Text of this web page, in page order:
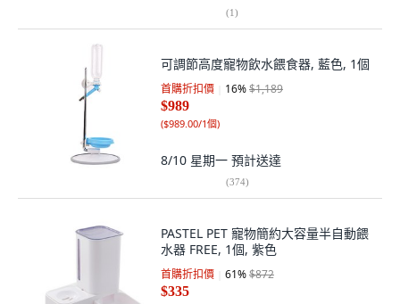
(1)
可調節高度寵物飲水餵食器, 藍色, 1個
首購折扣價 16%$1,189
$989
($989.00/1個)
8/10 星期一 預計送達
(374)
PASTEL PET 寵物簡約大容量半自動餵
水器 FREE, 1個, 紫色
首購折扣價 61%$872
$335